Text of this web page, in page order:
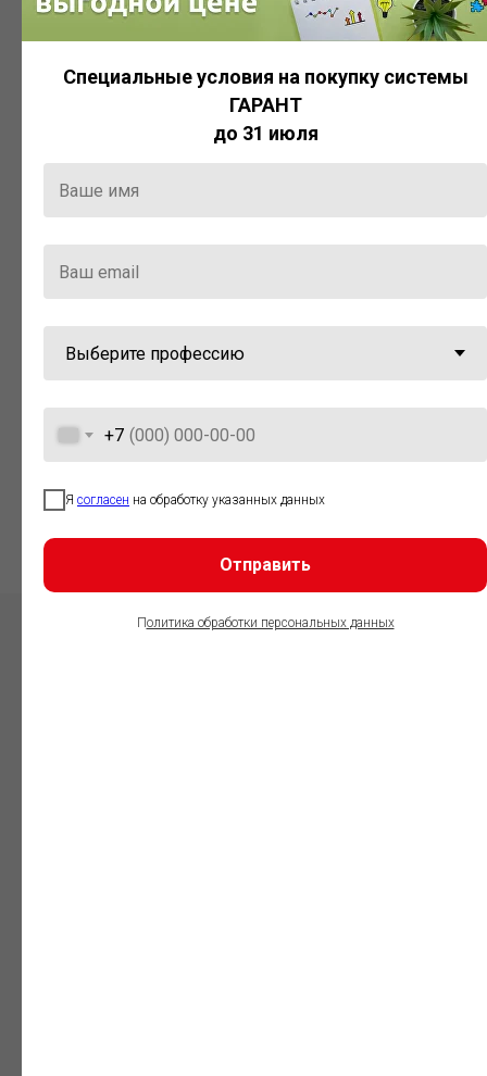
Компания «Гарант» стала
победителем премии «Время
Система
ГАРАНТ
Актуальная правовая информация
и инструменты для максимально
эффективной работы с ней.
Специальные условия на покупку системы
ГАРАНТ
до 31 июля
+7
Я согласен на обработку указанных данных
Отправить
Политика обработки персональных данных